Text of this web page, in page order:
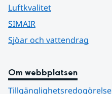
Luftkvalitet
SIMAIR
Sjöar och vattendrag
Om webbplatsen
Tillgänglighetsredogörelse